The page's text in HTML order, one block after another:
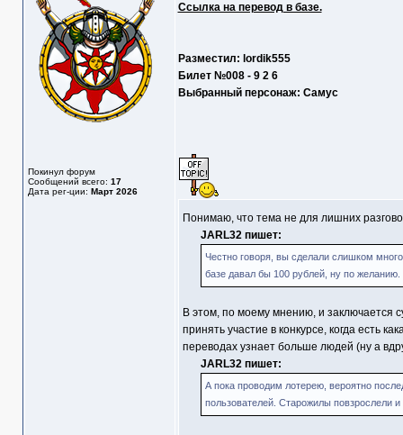
Покинул форум
Сообщений всего: 17
Дата рег-ции: Март 2026
Ссылка на перевод в базе.
Разместил: lordik555
Билет №008 - 9 2 6
Выбранный персонаж: Самус
Понимаю, что тема не для лишних
JARL32 пишет:
Честно говоря, вы сделали слишком
базе давал бы 100 рублей, ну по
В этом, по моему мнению, и заключается
принять участие в конкурсе, когда есть
переводах узнает больше людей (ну а
JARL32 пишет:
А пока проводим лотерею, вероятно
пользователей. Старожилы повзрослели